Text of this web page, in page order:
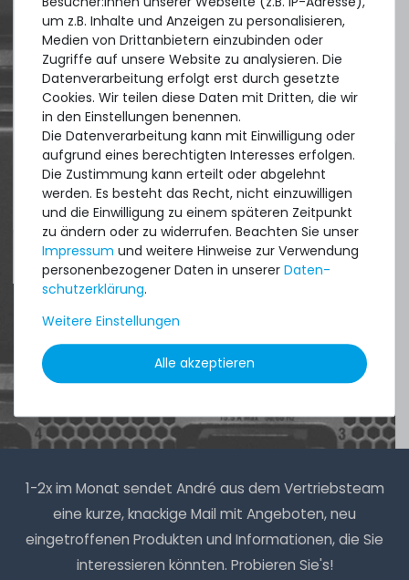
Quick shipment for heavy-weigth servers
an perfect state of the machines. Also
great paying options and Euro VAT
managing.
DAVID G.
ausTres Cantos
4.96 /5.00aus 8.500Bewertungen
1-2x im Monat sendet André aus dem Vertriebsteam
eine kurze, knackige Mail mit Angeboten, neu
eingetroffenen Produkten und Informationen, die Sie
interessieren könnten. Probieren Sie's!
um z.B. Inhalte und Anzeigen zu personalisieren,
Medien von Drittanbietern einzubinden oder
Zugriffe auf unsere Website zu analysieren. Die
Datenverarbeitung erfolgt erst durch gesetzte
Cookies. Wir teilen diese Daten mit Dritten, die wir
in den Einstellungen benennen.
Die Datenverarbeitung kann mit Einwilligung oder
aufgrund eines berechtigten Interesses erfolgen.
Die Zustimmung kann erteilt oder abgelehnt
werden. Es besteht das Recht, nicht einzuwilligen
und die Einwilligung zu einem späteren Zeitpunkt
zu ändern oder zu widerrufen. Beachten Sie unser
Impressum und weitere Hinweise zur Verwendung
personenbezogener Daten in unserer Daten­
schutz­erklärung.
Weitere Einstellungen
Alle akzeptieren